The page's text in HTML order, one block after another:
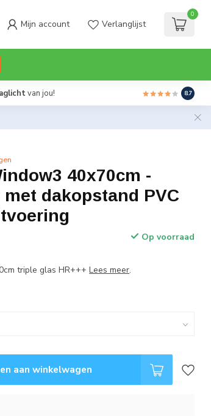
Mijn account Verlanglijst
0
van jou! 8.7
40x70cm -
dakopstand PVC
Op voorraad
triple glas HR+++Lees meer.
aan winkelwagen